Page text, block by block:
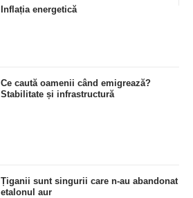
Inflația energetică
Ce caută oamenii când emigrează?
Stabilitate și infrastructură
Țiganii sunt singurii care n-au abandonat
etalonul aur